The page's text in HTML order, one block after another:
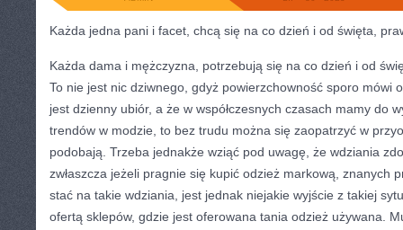
Każda jedna pani i facet, chcą się na co dzień i od święta,
Każda dama i mężczyzna, potrzebują się na co dzień i od
To nie jest nic dziwnego, gdyż powierzchowność sporo mówi
jest dzienny ubiór, a że w współczesnych czasach mamy do
trendów w modzie, to bez trudu można się zaopatrzyć w
podobają. Trzeba jednakże wziąć pod uwagę, że wdziania
zwłaszcza jeżeli pragnie się kupić odzież markową, znanych
stać na takie wdziania, jest jednak niejakie wyjście z takiej
ofertą sklepów, gdzie jest oferowana tania odzież używana.